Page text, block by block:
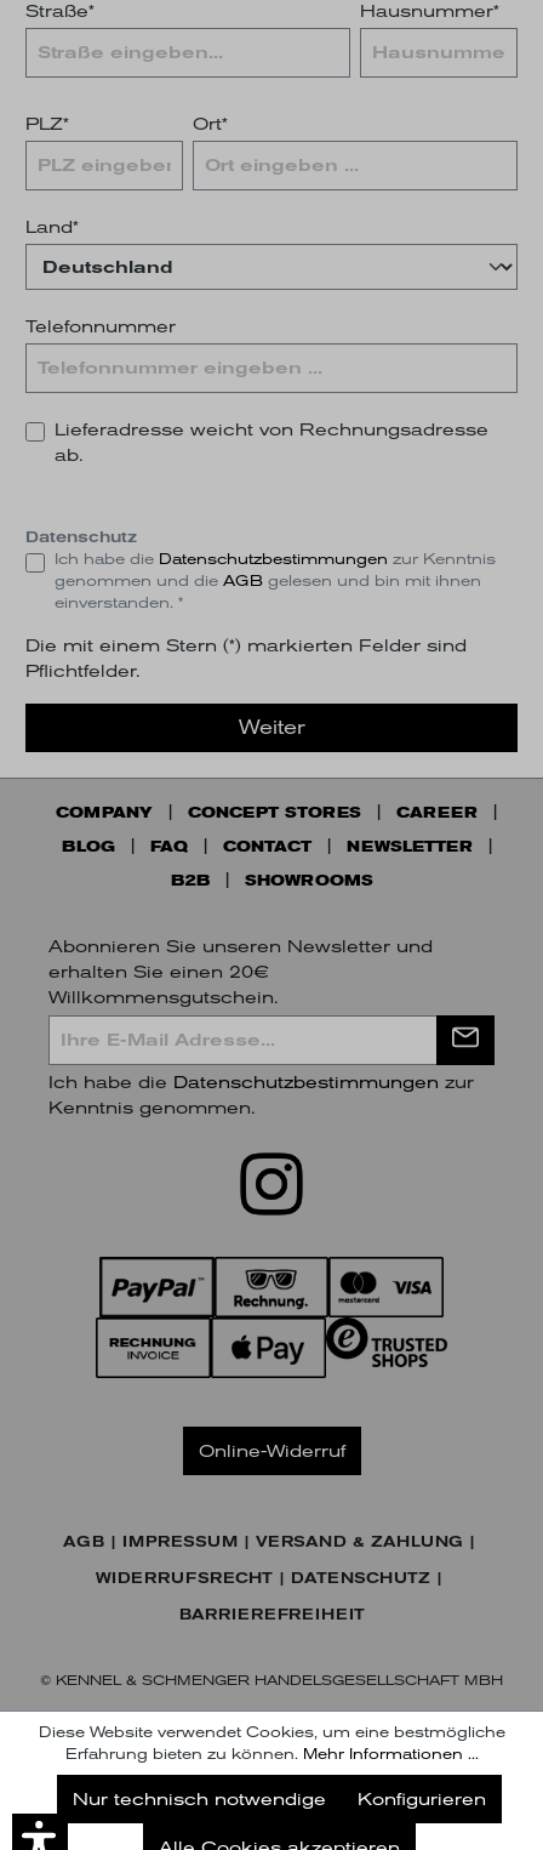
Straße* Hausnummer*
PLZ* Ort*
Land*
Telefonnummer
Lieferadresse weicht von Rechnungsadresse
ab.
Datenschutz
Ich habe die Datenschutzbestimmungen zur Kenntnis
genommen und die AGB gelesen und bin mit ihnen
einverstanden. *
Die mit einem Stern (*) markierten Felder sind
Pflichtfelder.
Weiter
COMPANY CONCEPT STORES
CAREER
BLOG
FAQ CONTACT
NEWSLETTER
B2B
SHOWROOMS
Abonnieren Sie unseren Newsletter und
erhalten Sie einen 20€
Willkommensgutschein.
Ich habe die Datenschutzbestimmungen zur
Kenntnis genommen.
Online-Widerruf
AGB IMPRESSUM VERSAND & ZAHLUNG
WIDERRUFSRECHT DATENSCHUTZ
BARRIEREFREIHEIT
© KENNEL & SCHMENGER HANDELSGESELLSCHAFT MBH
Diese Website verwendet Cookies, um eine bestmögliche
Erfahrung bieten zu können. Mehr Informationen ...
Nur technisch notwendige Konfigurieren